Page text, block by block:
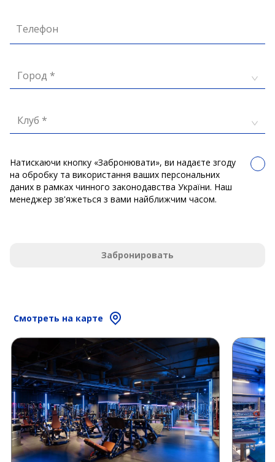
Телефон
Город *
Клуб *
Натискаючи кнопку «Забронювати», ви надаєте згоду
на обробку та використання ваших персональних
даних в рамках чинного законодавства України. Наш
менеджер зв'яжеться з вами найближчим часом.
Забронировать
Смотреть на карте